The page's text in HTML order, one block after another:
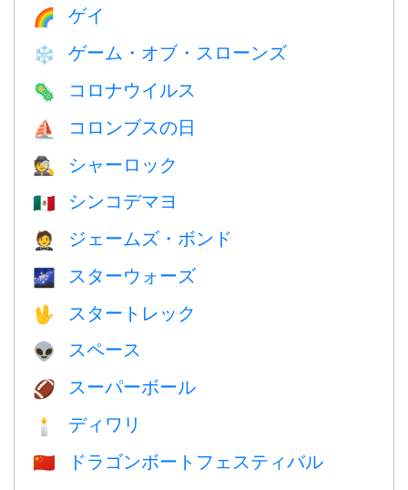
🌈 ゲイ
❄️ ゲーム・オブ・スローンズ
🦠 コロナウイルス
⛵️ コロンブスの日
🕵️ シャーロック
🇲🇽 シンコデマヨ
🤵 ジェームズ・ボンド
🌌 スターウォーズ
🖖 スタートレック
👽 スペース
🏈 スーパーボール
🕯 ディワリ
🇨🇳 ドラゴンボートフェスティバル